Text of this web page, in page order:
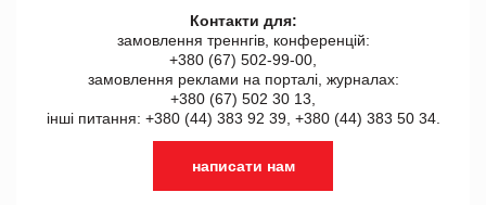
Контакти для:
замовлення треннгів, конференцій:
+380 (67) 502-99-00,
замовлення реклами на порталі, журналах:
+380 (67) 502 30 13,
інші питання: +380 (44) 383 92 39, +380 (44) 383 50 34.
написати нам